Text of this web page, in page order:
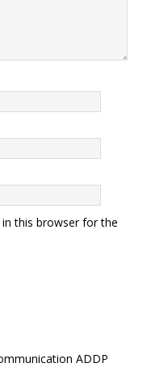
this browser for the
ADDP